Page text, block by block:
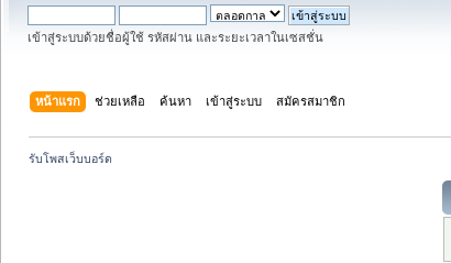
เข้าสู่ระบบด้วยชื่อผู้ใช้ รหัสผ่าน และระยะเวลาในเซสชั่น
หน้าแรก ช่วยเหลือ ค้นหา เข้าสู่ระบบ สมัครสมาชิก
รับโพสเว็บบอร์ด